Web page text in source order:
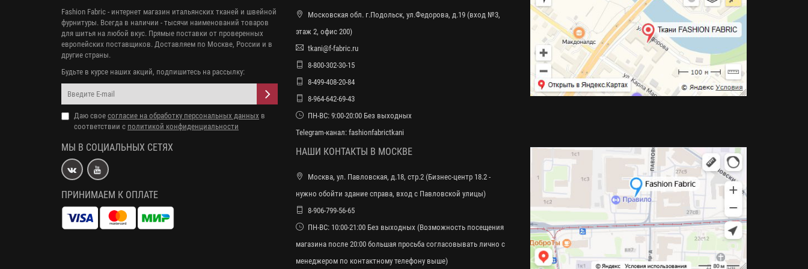
Fashion Fabric - интернет магазин итальянских тканей и швейной
фурнитуры. Всегда в наличии - тысячи наименований товаров
для шитья на любой вкус. Прямые поставки от проверенных
европейских поставщиков. Доставляем по Москве, России и в
другие страны.
Будьте в курсе наших акций, подпишитесь на рассылку:
Даю свое согласие на обработку персональных данных в
соответствии с политикой конфиденциальности
МЫ В СОЦИАЛЬНЫХ СЕТЯХ
ПРИНИМАЕМ К ОПЛАТЕ
Московская обл. г.Подольск, ул.Федорова, д.19 (вход №3,
этаж 2, офис 200)
tkani@f-fabric.ru
8-800-302-30-15
8-499-408-20-84
8-964-642-69-43
ПН-ВС: 9:00-20:00 Без выходных
Telegram-канал: fashionfabrictkani
НАШИ КОНТАКТЫ В МОСКВЕ
Москва, ул. Павловская, д.18, стр.2 (Бизнес-центр 18.2 -
нужно обойти здание справа, вход с Павловской улицы)
8-906-799-56-65
ПН-ВС: 10:00-21:00 Без выходных (Возможность посещения
магазина после 20:00 большая просьба согласовывать лично с
менеджером по контактному телефону выше)